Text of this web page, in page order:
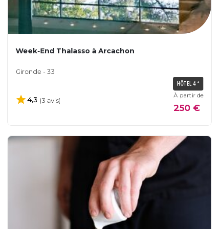
Week-End Thalasso à Arcachon
Gironde - 33
HÔTEL 4 *
4,3 (3 avis)
À partir de
250 €